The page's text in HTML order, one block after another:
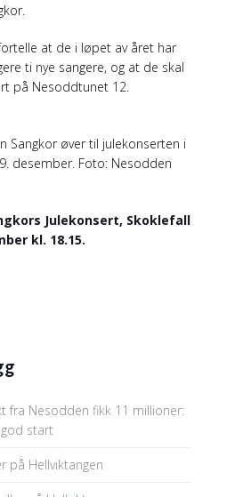
at de i løpet av året har
ti nye sangere, og at de skal
på Nesoddtunet 12.
Sangkor øver til julekonserten i
desember. Foto: Nesodden
Julekonsert, Skoklefall
kl. 18.15.
fra Nesodden fikk 11 millioner:
start
på Hellviktangen